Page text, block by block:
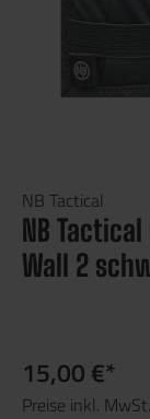
NB Tactical
NB
Wall 2
15,00 €*
Preise inkl.